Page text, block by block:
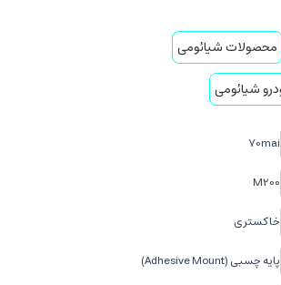
محصولات شیائومی
شیائومی
70mai
M200
خاکستری
پایه چسبی (Adhesive Mount)